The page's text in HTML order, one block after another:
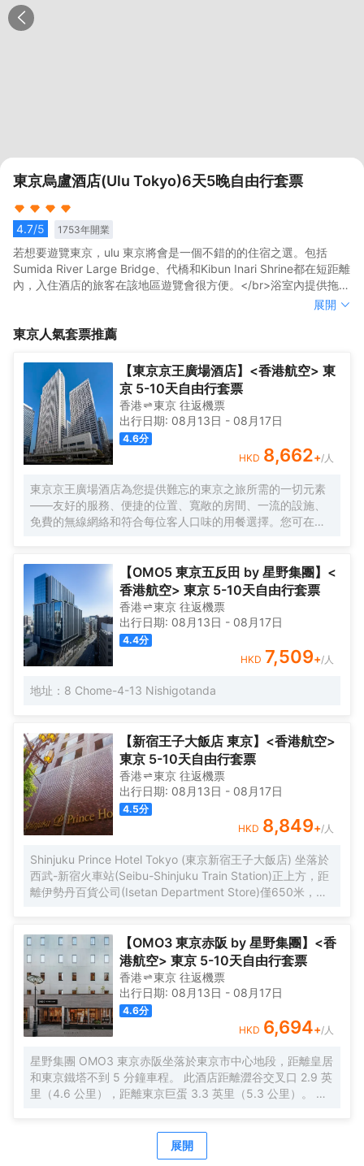
東京烏盧酒店(Ulu Tokyo)6天5晚自由行套票
4.7/5 1753年開業
若想要遊覽東京，ulu 東京將會是一個不錯的的住宿之選。包括
Sumida River Large Bridge、代橋和Kibun Inari Shrine都在短距離
內，入住酒店的旅客在該地區遊覽會很方便。</br>浴室內提供拖
鞋，讓您感受到賓至如歸的享受。</br>旅客可以在閒暇時間去酒店
瞭解當地風土人情的相關信息。
若想要遊覽東京，ulu 東京將會是一個不錯的的住宿之選。包括
內，入住酒店的旅客在該地區遊覽會很方便。</br>浴室內提供拖
的休閒區，提升健康幸福感。外國旅客可以通過多國語言工作人員
瞭解當地風土人情的相關信息。
展開
東京人氣套票推薦
【東京京王廣場酒店】<香港航空> 東
京 5-10天自由行套票
香港 東京 往返機票
出行日期: 08月13日 - 08月17日
4.6分
HKD 8,662+/人
東京京王廣場酒店為您提供難忘的東京之旅所需的一切元素
——友好的服務、便捷的位置、寬敞的房間、一流的設施、
免費的無線網絡和符合每位客人口味的用餐選擇。您可在空
【OMO5 東京五反田 by 星野集團】<
香港航空> 東京 5-10天自由行套票
香港 東京 往返機票
出行日期: 08月13日 - 08月17日
4.4分
HKD 7,509+/人
地址：8 Chome-4-13 Nishigotanda
【新宿王子大飯店 東京】<香港航空>
東京 5-10天自由行套票
香港 東京 往返機票
出行日期: 08月13日 - 08月17日
4.5分
HKD 8,849+/人
Shinjuku Prince Hotel Tokyo (東京新宿王子大飯店) 坐落於
西武-新宿火車站(Seibu-Shinjuku Train Station)正上方，距
離伊勢丹百貨公司(Isetan Department Store)僅650米，距
地區。 酒店客房採用現代風格設計，為您提供舒適温馨的雅
居空間。所有客房均配有全套傢俱、先進設施和友好的客房
服務，能夠滿足您住宿期間的一切需求。為了給你帶來更多
便利，酒店還設有24小時前台，可提供安排按摩服務和行李
寄存等服務。值得一提的是，酒店25樓設有一間享有城市全
景的日本餐廳，供應創意日本料理並設有酒吧，定能給您帶
來來自視覺和味蕾的雙重感官享受。 憑着優越的位置、完善
的設施以及無微不至的專業化服務，東京新宿王子大飯店為
每一位下榻於此的賓客帶來非一般的高品質體驗。入住於
此，您的旅途也將多一份温暖、多一份感動。
【OMO3 東京赤阪 by 星野集團】<香
港航空> 東京 5-10天自由行套票
香港 東京 往返機票
出行日期: 08月13日 - 08月17日
4.6分
HKD 6,694+/人
星野集團 OMO3 東京赤阪坐落於東京市中心地段，距離皇居
和東京鐵塔不到 5 分鐘車程。 此酒店距離澀谷交叉口 2.9 英
里（4.6 公里），距離東京巨蛋 3.3 英里（5.3 公里）。 每
提供冰箱和液晶電視；您定能在旅途中找到家的舒適。配備
淋浴/盆浴組合的私人浴室提供浸泡浴缸和坐浴桶。便利設施
展開